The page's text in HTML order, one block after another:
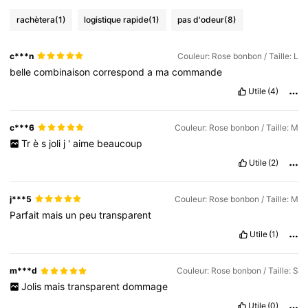
rachètera(1) logistique rapide(1) pas d'odeur(8)
c***n Couleur: Rose bonbon / Taille: L
bellecombinaisoncorresponda macommande
Utile (4)
c***6 Couleur: Rose bonbon / Taille: M
Tr è s joli j ' aime beaucoup
Utile (2)
j***5 Couleur: Rose bonbon / Taille: M
Parfait mais un peutransparent
Utile (1)
m***d Couleur: Rose bonbon / Taille: S
Jolis mais transparent dommage
Utile (0)